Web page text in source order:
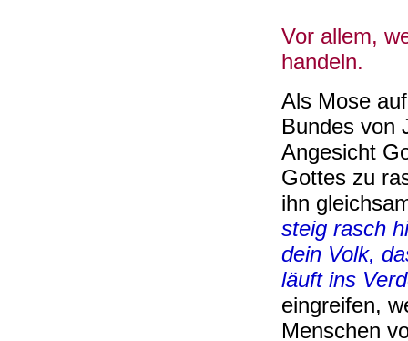
Vor allem,
handeln.
Als Mose
Bundes von
Angesicht
Gottes zu
ihn
steig rasch
dein Volk,
läuft ins
eingreifen,
Menschen